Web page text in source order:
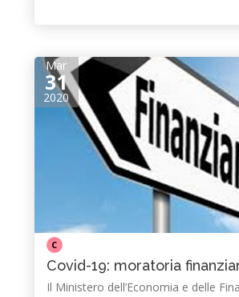
Mar
31
2020
C
Covid-19: moratoria
Il Ministero dell’Economia e delle